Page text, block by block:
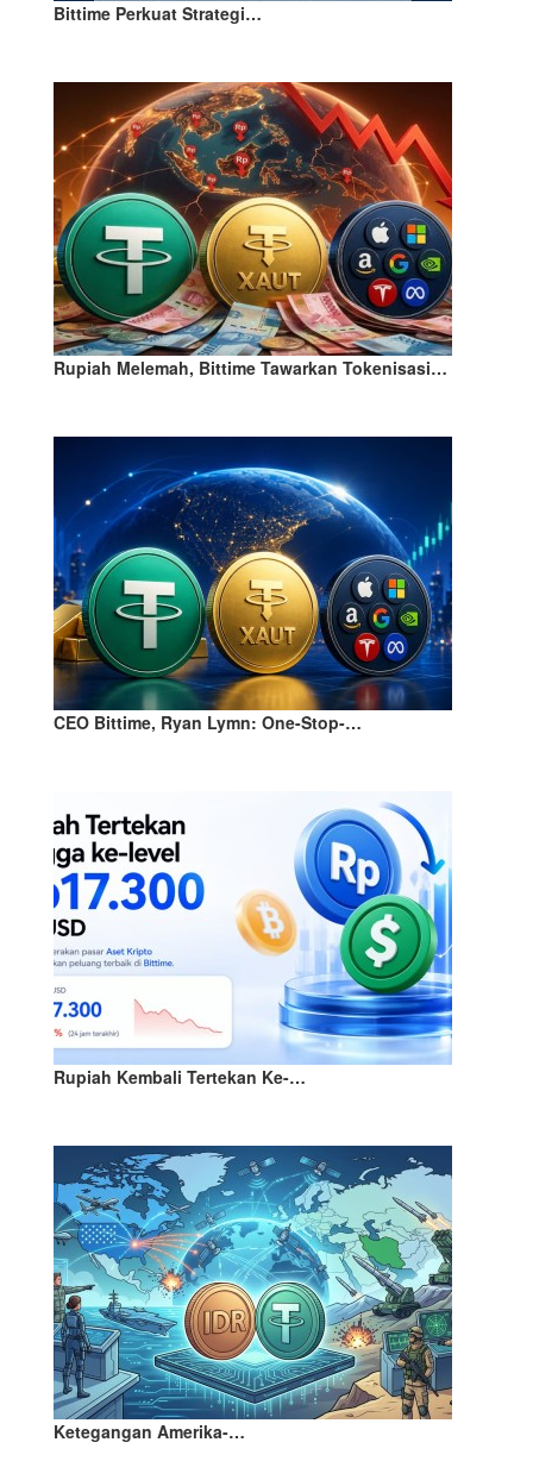
Bittime Perkuat Strategi…
Rupiah Melemah, Bittime Tawarkan Tokenisasi…
CEO Bittime, Ryan Lymn: One-Stop-…
Rupiah Kembali Tertekan Ke-…
Ketegangan Amerika-…